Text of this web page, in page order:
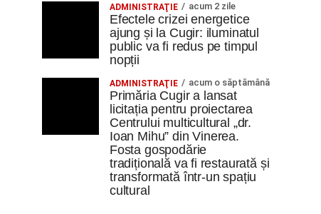
ADMINISTRAŢIE acum 2 zile
Efectele crizei energetice
ajung și la Cugir: iluminatul
public va fi redus pe timpul
nopții
ADMINISTRAŢIE acum o săptămână
Primăria Cugir a lansat
licitația pentru proiectarea
Centrului multicultural „dr.
Ioan Mihu” din Vinerea.
Fosta gospodărie
tradițională va fi restaurată și
transformată într-un spațiu
cultural